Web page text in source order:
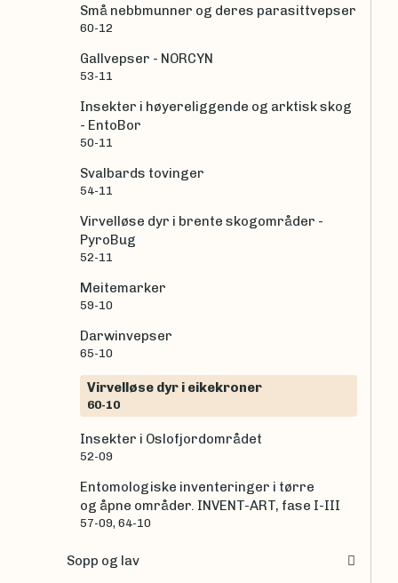
Små nebbmunner og deres parasittvepser
60-12
Gallvepser - NORCYN
53-11
Insekter i høyereliggende og arktisk skog
- EntoBor
50-11
Svalbards tovinger
54-11
Virvelløse dyr i brente skogområder -
PyroBug
52-11
Meitemarker
59-10
Darwinvepser
65-10
Virvelløse dyr i eikekroner
60-10
Insekter i Oslofjordområdet
52-09
Entomologiske inventeringer i tørre
og åpne områder. INVENT-ART, fase I-III
57-09, 64-10
Sopp og lav